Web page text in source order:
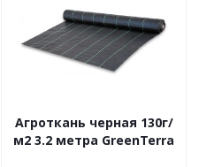
Агроткань черная 130г/
м2 3.2 метра GreenTerra